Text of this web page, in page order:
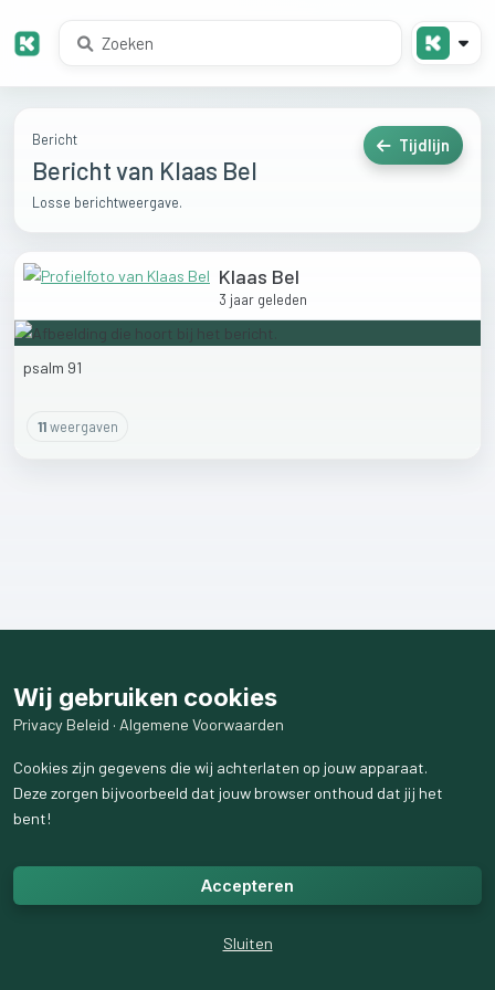
Bericht
Bericht van Klaas Bel
Losse berichtweergave.
Tijdlijn
Klaas Bel
3 jaar geleden
psalm 91
11weergaven
Wij gebruiken cookies
Privacy Beleid · Algemene Voorwaarden
Cookies zijn gegevens die wij achterlaten op jouw apparaat.
Deze zorgen bijvoorbeeld dat jouw browser onthoud dat jij het
bent!
Accepteren
Sluiten